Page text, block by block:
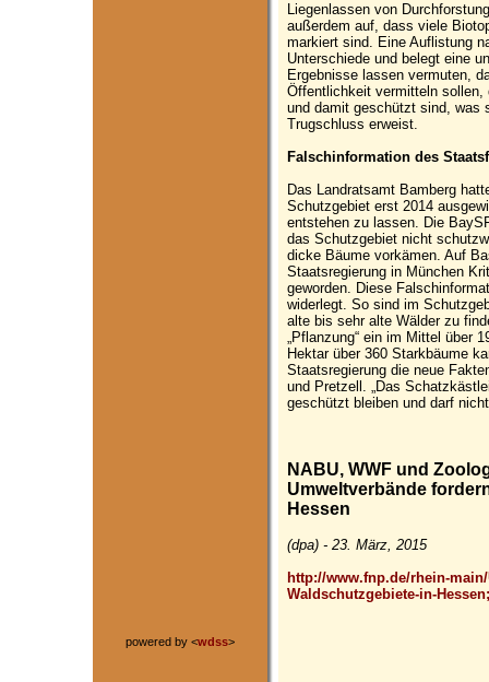
powered by <wdss>
Liegenlassen von
außerdem auf, dass viele
markiert sind. Eine Auflistung
Unterschiede und belegt eine
Ergebnisse lassen vermuten,
Öffentlichkeit vermitteln
und damit geschützt sind, was
Trugschluss erweist.
Falschinformation des
Das Landratsamt Bamberg
Schutzgebiet erst 2014
entstehen zu lassen. Die
das Schutzgebiet nicht
dicke Bäume vorkämen. Auf
Staatsregierung in München
geworden. Diese
widerlegt. So sind im
alte bis sehr alte Wälder zu
„Pflanzung“ ein im Mittel über
Hektar über 360 Starkbäume
Staatsregierung die neue
und Pretzell. „Das
geschützt bleiben und darf
NABU, WWF und
Umweltverbände
Hessen
(dpa) - 23. März, 2015
http://www.fnp.de/rhein-
Waldschutzgebiete-in-